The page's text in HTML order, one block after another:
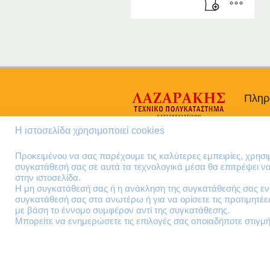
Η ιστοσελίδα χρησιμοποιεί cookies
Προκειμένου να σας παρέχουμε τις καλύτερες εμπειρίες,
συγκατάθεσή σας σε αυτά τα τεχνολογικά μέσα θα επιτρέψει
στην ιστοσελίδα.
Η μη συγκατάθεσή σας ή η ανάκληση της συγκατάθεσής σας
συγκατάθεσή σας στα ανωτέρω ή για να ορίσετε τις
με βάση το έννομο συμφέρον αντί της συγκατάθεσης.
Μπορείτε να ενημερώσετε τις επιλογές σας οποιαδήποτε